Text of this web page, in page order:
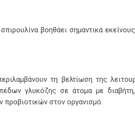
βοηθάει σημαντικά
τη βελτίωση της
γλυκόζης σε άτομα με
προβιοτικών στον οργανισμό.